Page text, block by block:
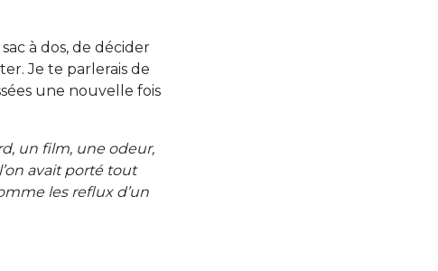
à dos, de décider
Je te parlerais de
une nouvelle fois
un film, une odeur,
avait porté tout
les reflux d’un